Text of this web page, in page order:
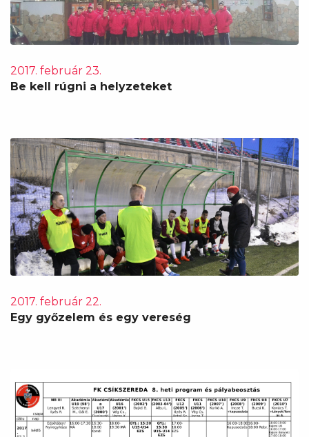
2017. február 23.
Be kell rúgni a helyzeteket
2017. február 22.
Egy győzelem és egy vereség